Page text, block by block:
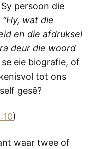
persoon die
“Hy, wat die
en die afdruksel
deur die woord
se eie biografie, of
tot ons
gesê?
)
waar twee of